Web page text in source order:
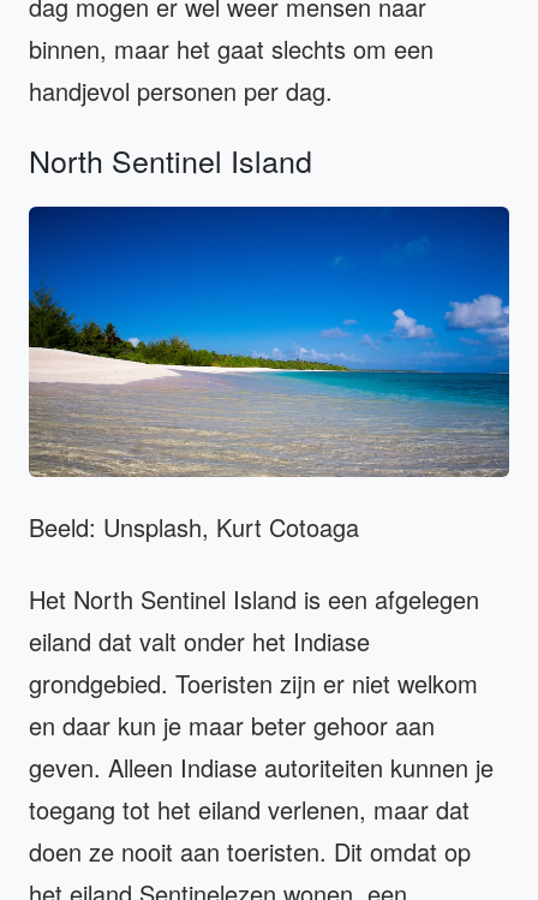
binnen, maar het gaat slechts om een
handjevol personen per dag.
North Sentinel Island
Beeld: Unsplash, Kurt Cotoaga
Het North Sentinel Island is een afgelegen
eiland dat valt onder het Indiase
grondgebied. Toeristen zijn er niet welkom
en daar kun je maar beter gehoor aan
geven. Alleen Indiase autoriteiten kunnen je
toegang tot het eiland verlenen, maar dat
doen ze nooit aan toeristen. Dit omdat op